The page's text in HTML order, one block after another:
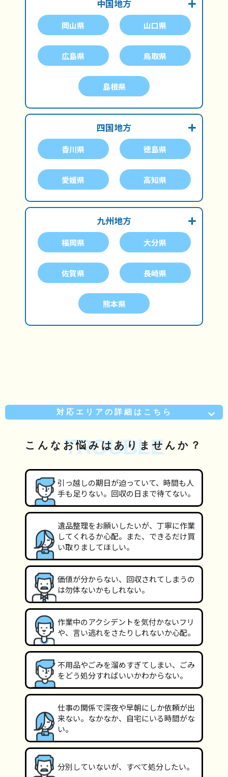
九州地方
福岡県 大分県
佐賀県 長崎県
熊本県
四国地方
香川県 徳島県
愛媛県 高知県
中国地方
岡山県 山口県
広島県 鳥取県
島根県
対応エリアの詳細はこちら
TROUBLE
こんな お悩みはありませんか？
引っ越しの期日が迫っていて、時間も人
手も足りない。回収の日まで待てない。
遺品整理をお願いしたいが、丁寧に作業
してくれるか心配。また、できるだけ買
い取りましてほしい。
価値が分からない、回収されてしまうの
は勿体ないかもしれない。
作業中のアクシデントを気付かないフリ
や、言い逃れをさたりしれないか心配。
不用品やごみを溜めすぎてしまい、ごみ
をどう処分すればいいかわからない。
仕事の関係で深夜や早朝にしか依頼が出
来ない。なかなか、自宅にいる時間がな
い。
分別していないが、すべて処分したい。